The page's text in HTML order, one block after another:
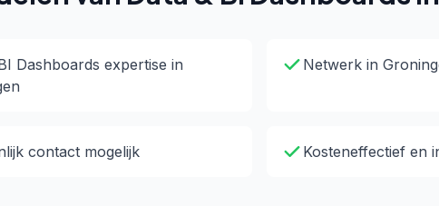
Dashboards expertise in
Netwerk in
contact mogelijk Kosteneffectief en